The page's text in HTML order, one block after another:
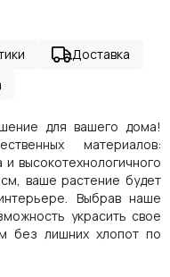
Доставка
для вашего дома!
материалов:
высокотехнологичного
ваше растение будет
Выбрав наше
украсить свое
без лишних хлопот по